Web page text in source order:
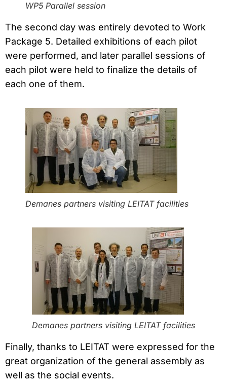
WP5 Parallel session
The second day was entirely devoted to Work
Package 5. Detailed exhibitions of each pilot
were performed, and later parallel sessions of
each pilot were held to finalize the details of
each one of them.
Demanes partners visiting LEITAT facilities
Demanes partners visiting LEITAT facilities
Finally, thanks to LEITAT were expressed for the
great organization of the general assembly as
well as the social events.